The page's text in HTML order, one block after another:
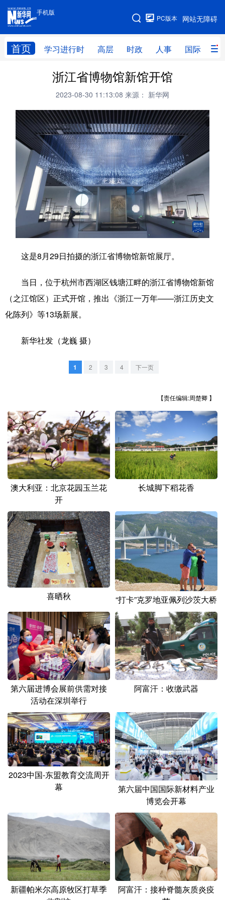
手机版
网站无障碍
PC版本
首页 学习进行时 高层 时政 人事 国际 财
手机版
网站地图
高层 时政
财经 网评
台湾 思客智库 全球连线 教育
科技 科创 量子 体育
文化 书画 健康 军事
访谈 视频 图片
法律 中央文件 金融 汽车
食品 人居 信息化 数字经济
彩票 娱乐 时尚 悦读
辽宁 吉林 上海 江苏
浙江 安徽 福建 江西
山东 河南 湖北 湖南
广东 广西 海南 重庆
四川 贵州 云南 西藏
陕西 甘肃 青海 宁夏
新疆 内蒙古 黑龙江
多语种频道
Français عربى
Русский язык 日本語 한국어
Deutsch Português
浙江省博物馆新馆开馆
2023-08-30 11:13:08 来源： 新华网
这是8月29日拍摄的浙江省博物馆新馆展厅。
当日，位于杭州市西湖区钱塘江畔的浙江省博物馆新馆
（之江馆区）正式开馆，推出《浙江一万年——浙江历史文
化陈列》等13场新展。
新华社发（龙巍 摄）
1 2 3 4 下一页
【责任编辑:周楚卿 】
澳大利亚：北京花园玉兰花
开
长城脚下稻花香
喜晒秋 “打卡”克罗地亚佩列沙茨大桥
第六届进博会展前供需对接
活动在深圳举行
阿富汗：收缴武器
2023中国-东盟教育交流周开
幕
第六届中国国际新材料产业
博览会开幕
新疆帕米尔高原牧区打草季
阿富汗：接种脊髓灰质炎疫